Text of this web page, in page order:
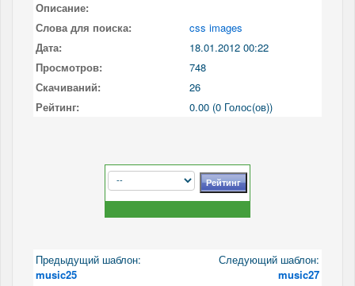
Описание:
Слова для поиска:
css images
Дата:
18.01.2012 00:22
Просмотров:
748
Скачиваний:
26
Рейтинг:
0.00 (0 Голос(ов))
Предыдущий шаблон:
music25
Следующий шаблон:
music27